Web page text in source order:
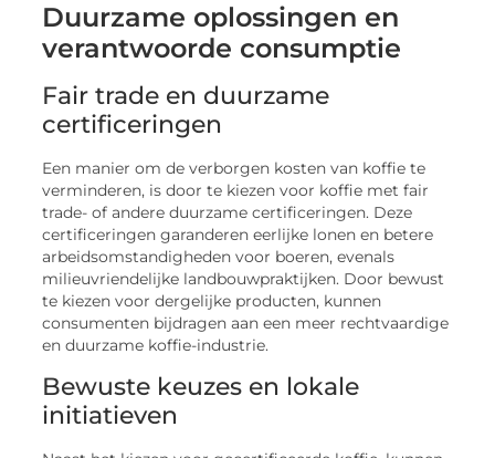
Duurzame oplossingen en
verantwoorde consumptie
Fair trade en duurzame
certificeringen
Een manier om de verborgen kosten van koffie te
verminderen, is door te kiezen voor koffie met fair
trade- of andere duurzame certificeringen. Deze
certificeringen garanderen eerlijke lonen en betere
arbeidsomstandigheden voor boeren, evenals
milieuvriendelijke landbouwpraktijken. Door bewust
te kiezen voor dergelijke producten, kunnen
consumenten bijdragen aan een meer rechtvaardige
en duurzame koffie-industrie.
Bewuste keuzes en lokale
initiatieven